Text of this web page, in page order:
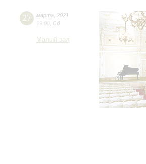
27 марта
2021
19:00 Сб
Малый зал